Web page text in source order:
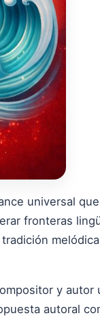
universal
fronteras
y autor
autoral